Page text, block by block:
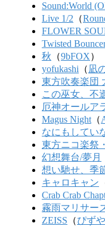
Sound:World
Live 1/2 （
FLOWER
Twisted
秋 （9bFOX）
yofukashi （ 凪
東方吹奏楽団
この巫女、不
厄神オールア
Magus Night （
なにもしてい
東方ニコ楽祭
幻想舞台/夢月
想い馳せ、季
キャロキャン
Crab Crab
霧雨マリサー
ZEISS （ぴず